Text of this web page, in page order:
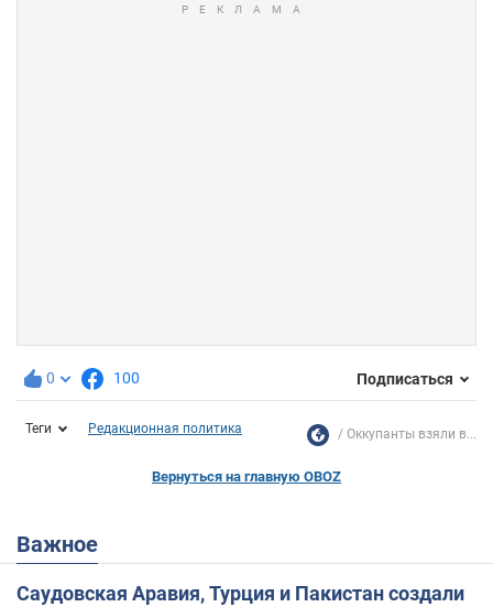
0 100 Подписаться
Теги Редакционная политика Оккупанты взяли в...
Вернуться на главную OBOZ
Важное
Саудовская Аравия, Турция и Пакистан создали